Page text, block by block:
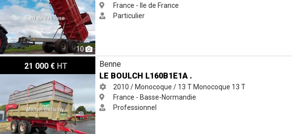
10
France - Ile de France
Particulier
21 000 € HT
Le boulch L160B1E1A .
Benne
LE BOULCH L160B1E1A .
2010 / Monocoque / 13 TMonocoque 13 T
France - Basse-Normandie
Professionnel